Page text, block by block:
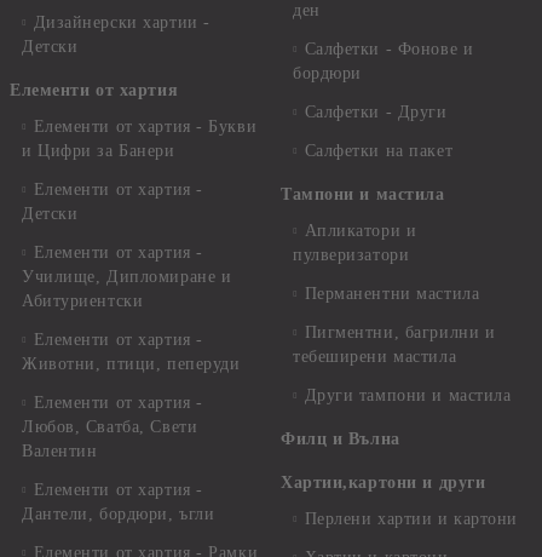
Дизайнерски хартии -
Детски
Елементи от хартия
Елементи от хартия - Букви
и Цифри за Банери
Елементи от хартия -
Детски
Елементи от хартия -
Училище, Дипломиране и
Абитуриентски
Елементи от хартия -
Животни, птици, пеперуди
Елементи от хартия -
Любов, Сватба, Свети
Валентин
Елементи от хартия -
Дантели, бордюри, ъгли
Елементи от хартия - Рамки
ден
Салфетки - Фонове и
бордюри
Салфетки - Други
Салфетки на пакет
Тампони и мастила
Апликатори и
пулверизатори
Перманентни мастила
Пигментни, багрилни и
тебеширени мастила
Други тампони и мастила
Филц и Вълна
Хартии,картони и други
Перлени хартии и картони